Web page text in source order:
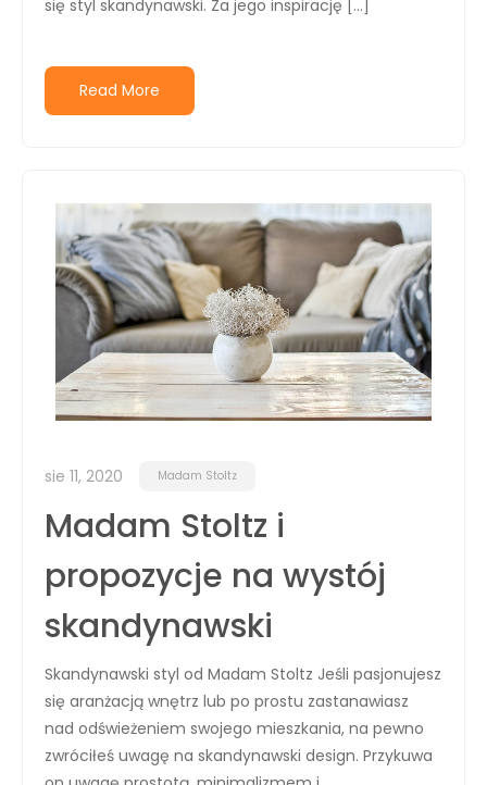
się styl skandynawski. Za jego inspirację […]
Read More
sie 11, 2020 Madam Stoltz
Madam Stoltz i
propozycje na wystój
skandynawski
Skandynawski styl od Madam Stoltz Jeśli pasjonujesz
się aranżacją wnętrz lub po prostu zastanawiasz
nad odświeżeniem swojego mieszkania, na pewno
zwróciłeś uwagę na skandynawski design. Przykuwa